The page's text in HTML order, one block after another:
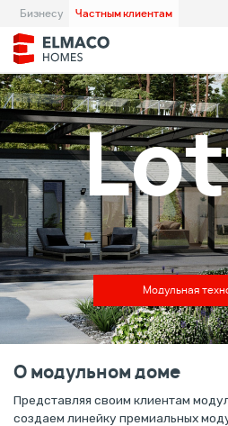
Бизнесу Частным клиентам
Модульная
О модульном доме
Представляя своим клиентам
создаем линейку премиальных